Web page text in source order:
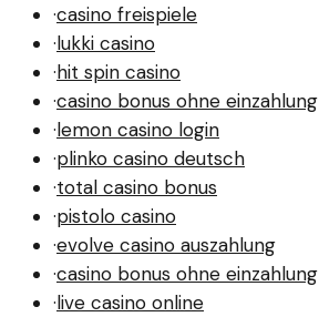
·casino freispiele
·lukki casino
·hit spin casino
·casino bonus ohne einzahlung
·lemon casino login
·plinko casino deutsch
·total casino bonus
·pistolo casino
·evolve casino auszahlung
·casino bonus ohne einzahlung
·live casino online